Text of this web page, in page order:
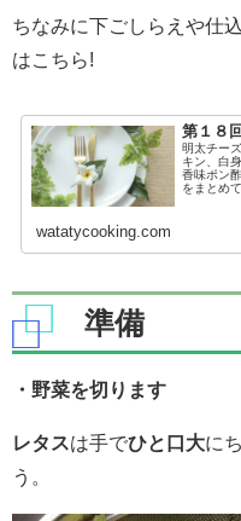
ちなみに下ごしらえや仕
はこちら!
第１８
明太チー
キン、白
香味ポン
をまとめ
watatycooking.com
準備
・野菜を切ります
レタスは手でひと口大に
う。